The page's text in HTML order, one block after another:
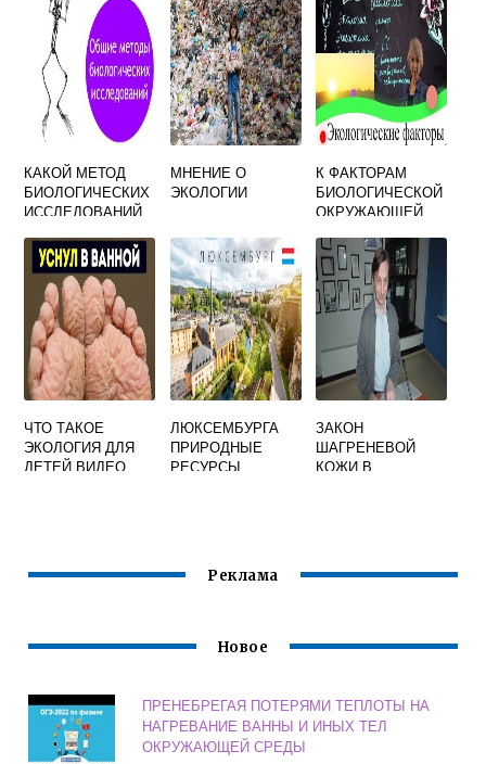
КАКОЙ МЕТОД
БИОЛОГИЧЕСКИХ
ИССЛЕДОВАНИЙ
СПЕЦИФИЧЕСКИМ
ДЛЯ ЭКОЛОГИИ
МНЕНИЕ О
ЭКОЛОГИИ
К ФАКТОРАМ
БИОЛОГИЧЕСКОЙ
ОКРУЖАЮЩЕЙ
ЧЕЛОВЕКА
ОТНОСЯТ
ЧТО ТАКОЕ
ЭКОЛОГИЯ ДЛЯ
ДЕТЕЙ ВИДЕО
ЛЮКСЕМБУРГА
ПРИРОДНЫЕ
РЕСУРСЫ
ЗАКОН
ШАГРЕНЕВОЙ
КОЖИ В
Реклама
Новое
ПРЕНЕБРЕГАЯ ПОТЕРЯМИ ТЕПЛОТЫ НА
НАГРЕВАНИЕ ВАННЫ И ИНЫХ ТЕЛ
ОКРУЖАЮЩЕЙ СРЕДЫ